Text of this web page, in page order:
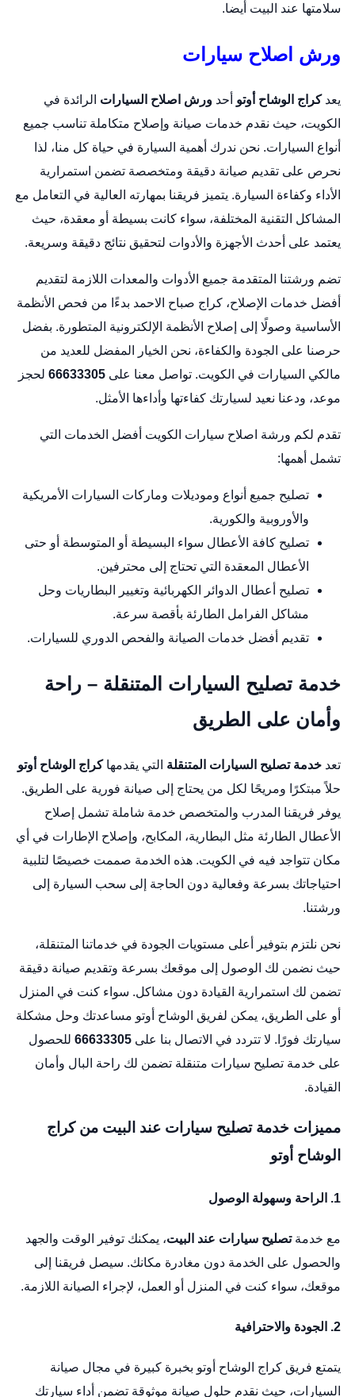
سلامتها عند البيت أيضا.
ورش اصلاح سيارات
يعدكراج الوشاح أوتو أحد ورش اصلاح السيارات الرائدة في
الكويت، حيث نقدم خدمات صيانة وإصلاح متكاملة تناسب جميع
أنواع السيارات. نحن ندرك أهمية السيارة في حياة كل منا، لذا
نحرص على تقديم صيانة دقيقة ومتخصصة تضمن استمرارية
الأداء وكفاءة السيارة. يتميز فريقنا بمهارته العالية في التعامل مع
المشاكل التقنية المختلفة، سواء كانت بسيطة أو معقدة، حيث
يعتمد على أحدث الأجهزة والأدوات لتحقيق نتائج دقيقة وسريعة.
تضم ورشتنا المتقدمة جميع الأدوات والمعدات اللازمة لتقديم
أفضل خدمات الإصلاح، كراج صباح الاحمد بدءًا من فحص الأنظمة
الأساسية وصولًا إلى إصلاح الأنظمة الإلكترونية المتطورة. بفضل
حرصنا على الجودة والكفاءة، نحن الخيار المفضل للعديد من
مالكي السيارات في الكويت. تواصل معنا على 66633305لحجز
موعد، ودعنا نعيد لسيارتك كفاءتها وأداءها الأمثل.
تقدم لكم ورشة اصلاح سيارات الكويت أفضل الخدمات التي
تشمل أهمها:
تصليح جميع أنواع وموديلات وماركات السيارات الأمريكية
والأوروبية والكورية.
تصليح كافة الأعطال سواء البسيطة أو المتوسطة أو حتى
الأعطال المعقدة التي تحتاج إلى محترفين.
تصليح أعطال الدوائر الكهربائية وتغيير البطاريات وحل
مشاكل الفرامل الطارئة بأقصة سرعة.
تقديم أفضل خدمات الصيانة والفحص الدوري للسيارات.
خدمة تصليح السيارات المتنقلة – راحة
وأمان على الطريق
تعد خدمة تصليح السيارات المتنقلة التي يقدمهاكراج الوشاح أوتو
حلاً مبتكرًا ومريحًا لكل من يحتاج إلى صيانة فورية على الطريق.
يوفر فريقنا المدرب والمتخصص خدمة شاملة تشمل إصلاح
الأعطال الطارئة مثل البطارية، المكابح، وإصلاح الإطارات في أي
مكان تتواجد فيه في الكويت. هذه الخدمة صممت خصيصًا لتلبية
احتياجاتك بسرعة وفعالية دون الحاجة إلى سحب السيارة إلى
ورشتنا.
نحن نلتزم بتوفير أعلى مستويات الجودة في خدماتنا المتنقلة،
حيث نضمن لك الوصول إلى موقعك بسرعة وتقديم صيانة دقيقة
تضمن لك استمرارية القيادة دون مشاكل. سواء كنت في المنزل
أو على الطريق، يمكن لفريق الوشاح أوتو مساعدتك وحل مشكلة
سيارتك فورًا. لا تتردد في الاتصال بنا على 66633305للحصول
على خدمة تصليح سيارات متنقلة تضمن لك راحة البال وأمان
القيادة.
مميزات خدمة تصليح سيارات عند البيت من كراج
الوشاح أوتو
1. الراحة وسهولة الوصول
مع خدمةتصليح سيارات عند البيت، يمكنك توفير الوقت والجهد
والحصول على الخدمة دون مغادرة مكانك. سيصل فريقنا إلى
موقعك، سواء كنت في المنزل أو العمل، لإجراء الصيانة اللازمة.
2. الجودة والاحترافية
يتمتع فريق كراج الوشاح أوتو بخبرة كبيرة في مجال صيانة
السيارات، حيث نقدم حلول صيانة موثوقة تضمن أداء سيارتك